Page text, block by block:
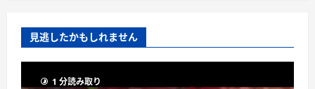
見逃したかもしれません
1 分読み取り